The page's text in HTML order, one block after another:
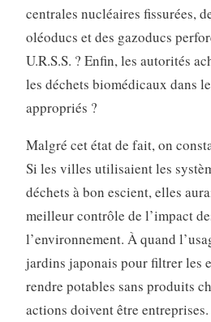
centrales nucléaires fissurées,
oléoducs et des gazoducs
U.R.S.S. ? Enfin, les autorités
les déchets biomédicaux dans
appropriés ?
Malgré cet état de fait, on
Si les villes utilisaient les
déchets à bon escient, elles
meilleur contrôle de l’impact
l’environnement. À quand
jardins japonais pour filtrer les
rendre potables sans produits
actions doivent être